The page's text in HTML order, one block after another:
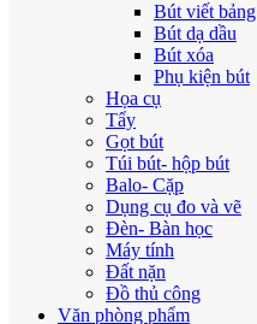
Bút viết bảng
Bút dạ dầu
Bút xóa
Phụ kiện bút
Họa cụ
Tẩy
Gọt bút
Túi bút- hộp bút
Balo- Cặp
Dụng cụ đo và vẽ
Đèn- Bàn học
Máy tính
Đất nặn
Đồ thủ công
Văn phòng phẩm